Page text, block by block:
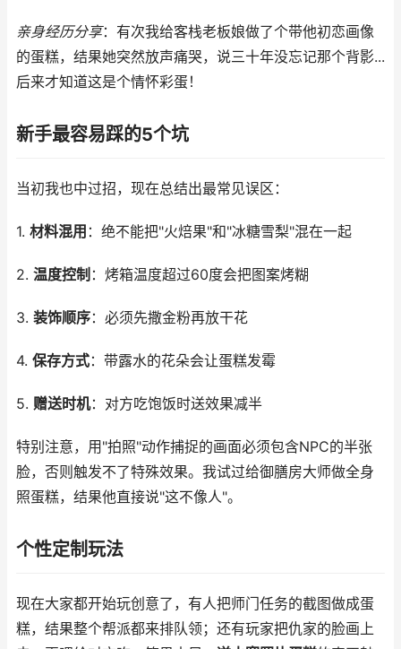
亲身经历分享：有次我给客栈老板娘做了个带他初恋画像
的蛋糕，结果她突然放声痛哭，说三十年没忘记那个背影...
后来才知道这是个情怀彩蛋！
新手最容易踩的5个坑
当初我也中过招，现在总结出最常见误区：
1. 材料混用 ：绝不能把"火焙果"和"冰糖雪梨"混在一起
2. 温度控制 ：烤箱温度超过60度会把图案烤糊
3. 装饰顺序：必须先撒金粉再放干花
4. 保存方式：带露水的花朵会让蛋糕发霉
5. 赠送时机：对方吃饱饭时送效果减半
特别注意，用"拍照"动作捕捉的画面必须包含NPC的半张
脸，否则触发不了特殊效果。我试过给御膳房大师做全身
照蛋糕，结果他直接说"这不像人"。
个性定制玩法
现在大家都开始玩创意了，有人把师门任务的截图做成蛋
糕，结果整个帮派都来排队领；还有玩家把仇家的脸画上